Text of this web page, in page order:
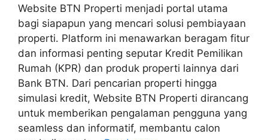
Website BTN Properti menjadi portal utama
bagi siapapun yang mencari solusi pembiayaan
properti. Platform ini menawarkan beragam fitur
dan informasi penting seputar Kredit Pemilikan
Rumah (KPR) dan produk properti lainnya dari
Bank BTN. Dari pencarian properti hingga
simulasi kredit, Website BTN Properti dirancang
untuk memberikan pengalaman pengguna yang
seamless dan informatif, membantu calon